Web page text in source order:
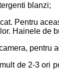
blanzi;
Pentru
Hainele de
pentru
de 2-3 ori